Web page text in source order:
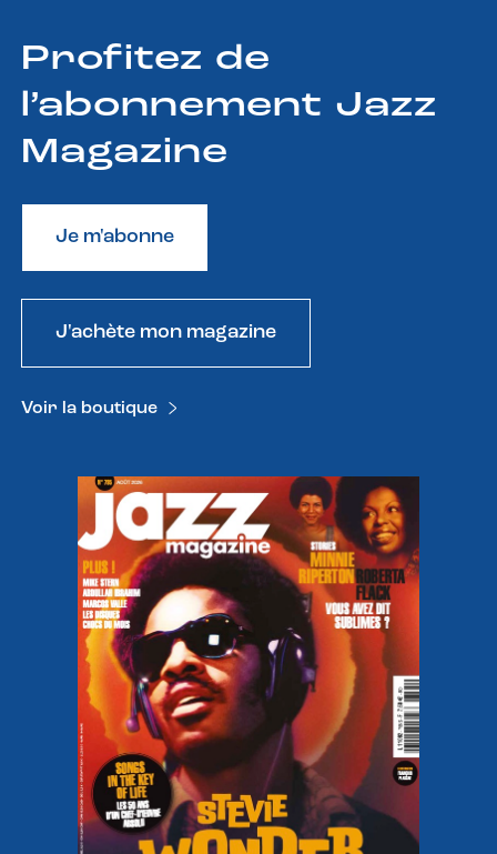
Profitez de
l’abonnement Jazz
Magazine
Je m'abonne
J'achète mon magazine
Voir la boutique